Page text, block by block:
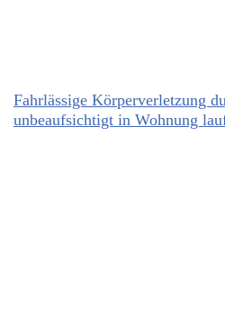
Fahrlässige Körperverletzung
unbeaufsichtigt in Wohnung